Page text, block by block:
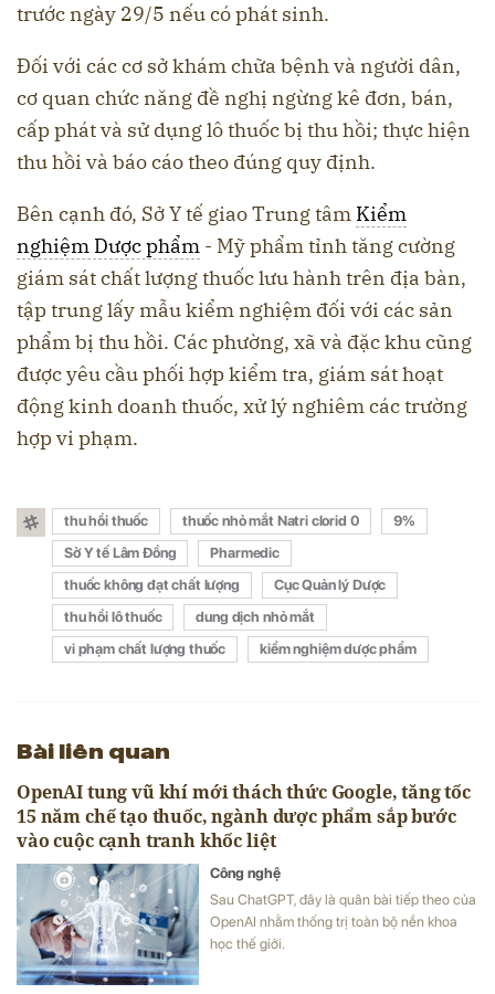
trước ngày 29/5 nếu có phát sinh.
Đối với các cơ sở khám chữa bệnh và người dân,
cơ quan chức năng đề nghị ngừng kê đơn, bán,
cấp phát và sử dụng lô thuốc bị thu hồi; thực hiện
thu hồi và báo cáo theo đúng quy định.
Bên cạnh đó, Sở Y tế giao Trung tâm Kiểm
nghiệm Dược phẩm - Mỹ phẩm tỉnh tăng cường
giám sát chất lượng thuốc lưu hành trên địa bàn,
tập trung lấy mẫu kiểm nghiệm đối với các sản
phẩm bị thu hồi. Các phường, xã và đặc khu cũng
được yêu cầu phối hợp kiểm tra, giám sát hoạt
động kinh doanh thuốc, xử lý nghiêm các trường
hợp vi phạm.
thu hồi thuốc thuốc nhỏ mắt Natri clorid 0
9%
Sở Y tế Lâm Đồng
Pharmedic
thuốc không đạt chất lượng
Cục Quản lý Dược
thu hồi lô thuốc
dung dịch nhỏ mắt
vi phạm chất lượng thuốc
kiểm nghiệm dược phẩm
Bài liên quan
OpenAI tung vũ khí mới thách thức Google, tăng tốc
15 năm chế tạo thuốc, ngành dược phẩm sắp bước
vào cuộc cạnh tranh khốc liệt
Công nghệ
Sau ChatGPT, đây là quân bài tiếp theo của
OpenAI nhằm thống trị toàn bộ nền khoa
học thế giới.